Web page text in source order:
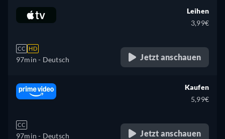
CC HD
97min - Deutsch
Leihen
3,99€
Jetzt anschauen
CC
97min - Deutsch
Kaufen
5,99€
Jetzt anschauen